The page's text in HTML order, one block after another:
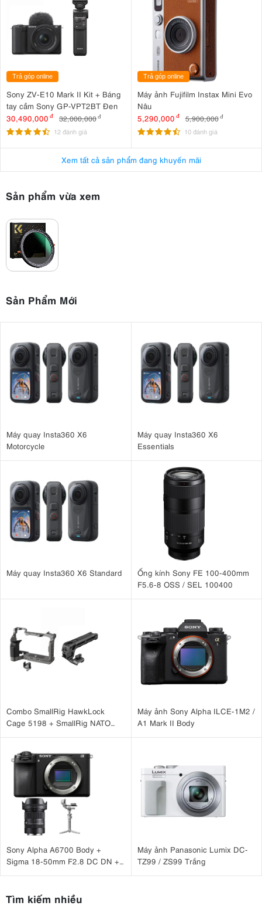
Trả góp online
Sony ZV-E10 Mark II Kit + Báng
tay cầm Sony GP-VPT2BT Đen
30,490,000 đ 32,000,000đ
12 đánh giá
Trả góp online
Máy ảnh Fujifilm Instax Mini Evo
Nâu
5,290,000 đ 5,900,000 đ
10 đánh giá
Xem tất cả sản phẩm đang khuyến mãi
Sản phẩm vừa xem
Sản Phẩm Mới
Máy quay Insta360 X6
Motorcycle
Máy quay Insta360 X6
Essentials
Máy quay Insta360 X6 Standard
Ống kính Sony FE 100-400mm
F5.6-8 OSS / SEL 100400
Combo SmallRig HawkLock
Cage 5198 + SmallRig NATO
Máy ảnh Sony Alpha ILCE-1M2 /
A1 Mark II Body
Sony Alpha A6700 Body +
Sigma 18-50mm F2.8 DC DN +
Máy ảnh Panasonic Lumix DC-
TZ99 / ZS99 Trắng
Tìm kiếm nhiều